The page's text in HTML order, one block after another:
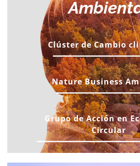
Clúster de Cambio
Nature Business
Grupo de Acción en
Circular